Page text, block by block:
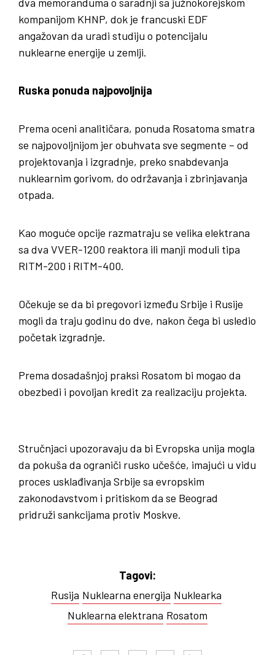
kompanijom KHNP, dok je francuski EDF
angažovan da uradi studiju o potencijalu
nuklearne energije u zemlji.
Ruska ponuda najpovoljnija
Prema oceni analitičara, ponuda Rosatoma smatra
se najpovoljnijom jer obuhvata sve segmente – od
projektovanja i izgradnje, preko snabdevanja
nuklearnim gorivom, do održavanja i zbrinjavanja
otpada.
Kao moguće opcije razmatraju se velika elektrana
sa dva VVER-1200 reaktora ili manji moduli tipa
RITM-200 i RITM-400.
Očekuje se da bi pregovori između Srbije i Rusije
mogli da traju godinu do dve, nakon čega bi usledio
početak izgradnje.
Prema dosadašnjoj praksi Rosatom bi mogao da
obezbedi i povoljan kredit za realizaciju projekta.
Stručnjaci upozoravaju da bi Evropska unija mogla
da pokuša da ograniči rusko učešće, imajući u vidu
proces usklađivanja Srbije sa evropskim
zakonodavstvom i pritiskom da se Beograd
pridruži sankcijama protiv Moskve.
Tagovi:
Rusija Nuklearna energija Nuklearka
Nuklearna elektrana Rosatom